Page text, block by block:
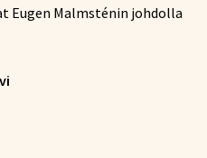
Eugen Malmsténin johdolla